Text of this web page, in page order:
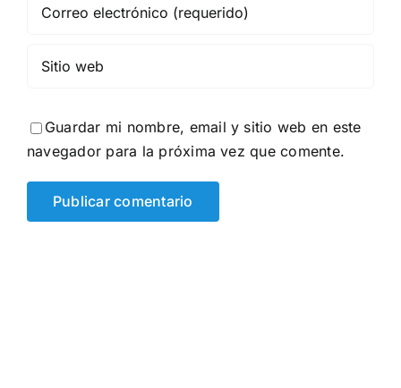
Guardar mi nombre, email y sitio web en este
navegador para la próxima vez que comente.